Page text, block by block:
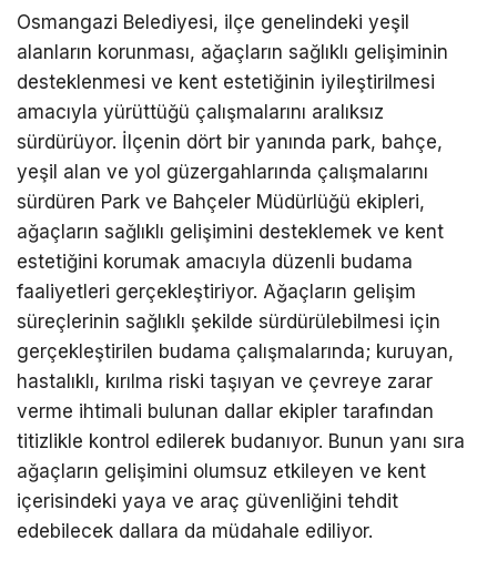
Osmangazi Belediyesi, ilçe genelindeki yeşil
alanların korunması, ağaçların sağlıklı gelişiminin
desteklenmesi ve kent estetiğinin iyileştirilmesi
amacıyla yürüttüğü çalışmalarını aralıksız
sürdürüyor. İlçenin dört bir yanında park, bahçe,
yeşil alan ve yol güzergahlarında çalışmalarını
sürdüren Park ve Bahçeler Müdürlüğü ekipleri,
ağaçların sağlıklı gelişimini desteklemek ve kent
estetiğini korumak amacıyla düzenli budama
faaliyetleri gerçekleştiriyor. Ağaçların gelişim
süreçlerinin sağlıklı şekilde sürdürülebilmesi için
gerçekleştirilen budama çalışmalarında; kuruyan,
hastalıklı, kırılma riski taşıyan ve çevreye zarar
verme ihtimali bulunan dallar ekipler tarafından
titizlikle kontrol edilerek budanıyor. Bunun yanı sıra
ağaçların gelişimini olumsuz etkileyen ve kent
içerisindeki yaya ve araç güvenliğini tehdit
edebilecek dallara da müdahale ediliyor.